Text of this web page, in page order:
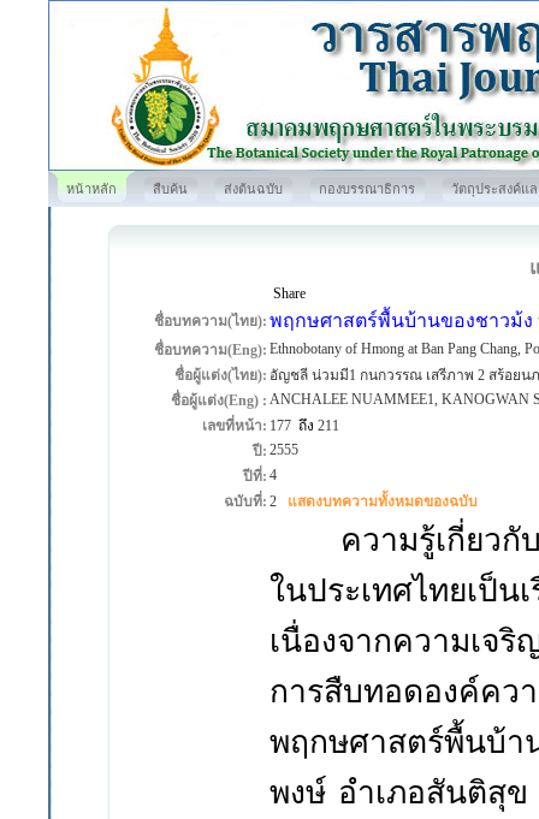
หน้าหลัก สืบค้น ส่งต้นฉบับ กองบรรณาธิการ วัตถุประสงค์แ
Share
ชื่อบทความ(ไทย): พฤกษศาสตร์พื้นบ้านของชาวม้ง
ชื่อบทความ(Eng): Ethnobotany of Hmong at Ban Pang Chang,
ชื่อผู้แต่ง(ไทย): อัญชลี น่วมมี1 กนกวรรณ เสรีภาพ 2 สร้อย
ชื่อผู้แต่ง(Eng) : ANCHALEE NUAMMEE1, KANOGWAN
เลขที่หน้า: 177ถึง 211
ปี: 2555
ปีที่: 4
ฉบับที่: 2 แสดงบทความทั้งหมดของฉบับ
ความรู้เกี่ยวกับ
ในประเทศไทยเป็น
เนื่องจากความเจ
การสืบทอดองค์คว
พฤกษศาสตร์พื้นบ้
พงษ์ อำเภอสันติสุข